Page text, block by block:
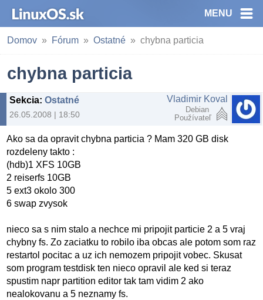
MENU
Domov Fórum Ostatné chybna particia
chybna particia
Sekcia: Ostatné
26.05.2008 | 18:50
Vladimir Koval
Debian
Používateľ
Ako sa da opravit chybna particia ? Mam 320 GB disk
rozdeleny takto :
(hdb)1 XFS 10GB
2 reiserfs 10GB
5 ext3 okolo 300
6 swap zvysok
nieco sa s nim stalo a nechce mi pripojit particie 2 a 5 vraj
chybny fs. Zo zaciatku to robilo iba obcas ale potom som raz
restartol pocitac a uz ich nemozem pripojit vobec. Skusat
som program testdisk ten nieco opravil ale ked si teraz
spustim napr partition editor tak tam vidim 2 ako
nealokovanu a 5 neznamy fs.